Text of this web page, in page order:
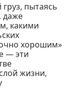
пытаясь
даже
какими
хорошим»
— эти
жизни,